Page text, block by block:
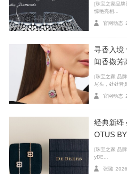
De Beers 戴比尔斯 巴黎
旗舰店内设有多个私享空间
动、沙龙及晚宴，打造独属于
忆。作为不止于零售的空间，
聚交流、汲取灵感、分享人生感
时注入伦敦的澎湃创意。来自
茨瓦纳—— 戴比尔斯三大钻石
具英伦气质的个性细节巧妙交
[珠宝之家品牌
惊艳亮相...
官网动态
寻香入境
闻香撷芳
[珠宝之家 品
尽头，处处皆
官网动态
经典新绎
OTUS
臻作
[珠宝之家 品
yDE...
张璐